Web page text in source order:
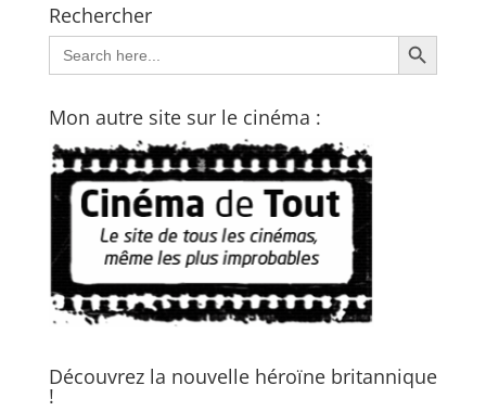
Rechercher
Search
for:
Search Button
Mon autre site sur le cinéma :
Découvrez la nouvelle héroïne britannique
!